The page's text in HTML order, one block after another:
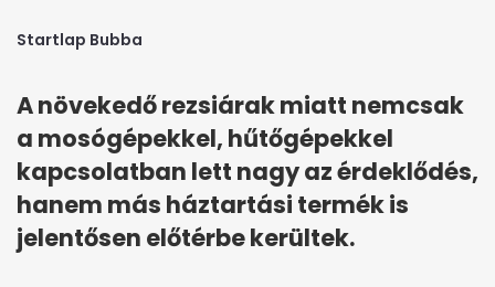
Startlap Bubba
A növekedő rezsiárak miatt nemcsak
a mosógépekkel, hűtőgépekkel
kapcsolatban lett nagy az érdeklődés,
hanem más háztartási termék is
jelentősen előtérbe kerültek.